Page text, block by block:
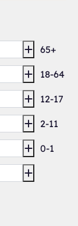
65+
18-64
12-17
2-11
0-1